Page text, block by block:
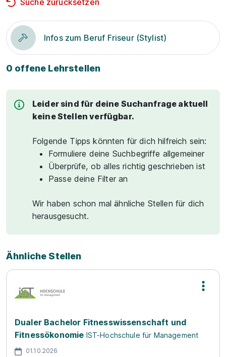
Suche zurücksetzen
Infos zum Beruf Friseur (Stylist)
0 offene Lehrstellen
Leider sind für deine Suchanfrage aktuell
keine Stellen verfügbar.
Folgende Tipps könnten für dich hilfreich sein:
Formuliere deine Suchbegriffe allgemeiner
Überprüfe, ob alles richtig geschrieben ist
Passe deine Filter an
Wir haben schon mal ähnliche Stellen für dich
herausgesucht.
Ähnliche Stellen
Dualer Bachelor Fitnesswissenschaft und
Fitnessökonomie IST-Hochschule für Management
01.10.2026